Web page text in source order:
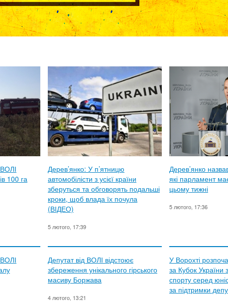
100 га
Дерев’янко: У п’ятницю
автомобілісти з усієї країни
зберуться та обговорять подальші
кроки, щоб влада їх почула
(ВІДЕО)
5 лютого, 17:39
Дерев’янко
які парламент
цьому тижні
5 лютого, 17:36
Депутат від ВОЛІ відстоює
збереження унікального гірського
масиву Боржава
4 лютого, 13:21
У Ворохті
за Кубок України
спорту серед
за підтримки